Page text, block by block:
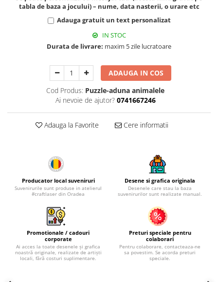
Muzeul National de Istorie a
Muzeul Unirii Iasi
Colonada Imperiala, Buzias
Palate si Curti Domnesti
Curtea Domneasca, Targoviste
Palatul Alexandru Ioan Cuza,
Palatul Culturii Iasi
Sacose bumbac
Suport pahare suvenir
Suport pahare suvenir din lemn
Suport pahare suvenir din pluta
Tablou suvenir
Tablouri acuarela
Tablouri gravate
Tablouri metalice
Colectia "Belle Epoque"
Colectia Vintage
tabla de baza a jocului) – nume, data nasterii, o urare etc
Adauga gratuit un text personalizat
IN STOC
Durata de livrare: maxim 5 zile lucratoare
ADAUGA IN COS
Cod Produs: Puzzle-aduna animalele
Ai nevoie de ajutor? 0741667246
Adauga la Favorite Cere informatii
Producator local suveniruri
Suvenirurile sunt produse in atelierul
#craftlaser din Oradea
Desene si grafica originala
Desenele care stau la baza
suvenirurilor sunt realizate manual.
Promotionale / cadouri
corporate
Ai acces la toate desenele și grafica
noastră originale, realizate de artiști
locali, fără costuri suplimentare.
Preturi speciale pentru
colaborari
Pentru colaborare, contacteaza-ne
sa povestim. Se acorda preturi
speciale.